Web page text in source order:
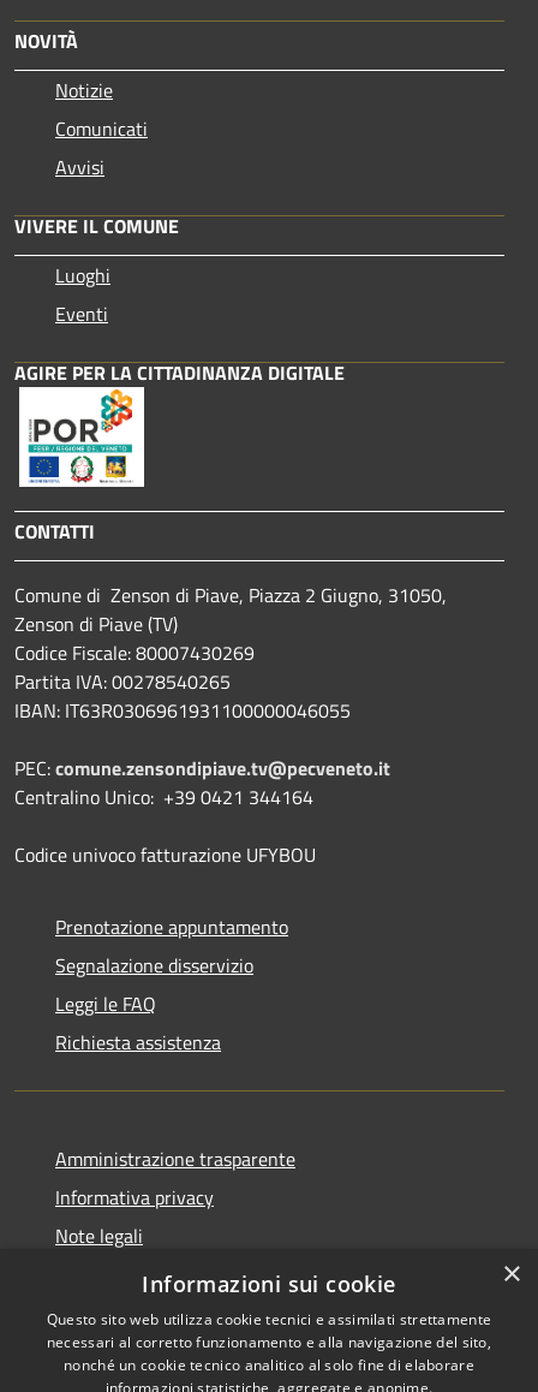
NOVITÀ
Notizie
Comunicati
Avvisi
VIVERE IL COMUNE
Luoghi
Eventi
AGIRE PER LA CITTADINANZA DIGITALE
CONTATTI
Comune di Zenson di Piave, Piazza 2 Giugno, 31050,
Zenson di Piave (TV)
Codice Fiscale: 80007430269
Partita IVA: 00278540265
IBAN: IT63R0306961931100000046055
PEC:comune.zensondipiave.tv@pecveneto.it
Centralino Unico: +39 0421 344164
Codice univoco fatturazione UFYBOU
Prenotazione appuntamento
Segnalazione disservizio
Leggi le FAQ
Richiesta assistenza
Amministrazione trasparente
Informativa privacy
Note legali
Dichiarazione di accessibilità
×
Informazioni sui cookie
Questo sito web utilizza cookie tecnici e assimilati strettamente
necessari al corretto funzionamento e alla navigazione del sito,
nonché un cookie tecnico analitico al solo fine di elaborare
informazioni statistiche, aggregate e anonime.